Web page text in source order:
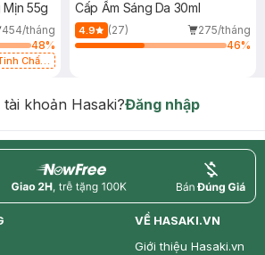
Mịn 55g
454/tháng
48%
Chất
Cấp Ẩm Sáng Da 30ml
4.9 (27)
275/tháng
46%
khoản Hasaki?Đăng nhập
nowfree price
VỀ HASAKI.VN
Giới thiệu Hasaki.vn